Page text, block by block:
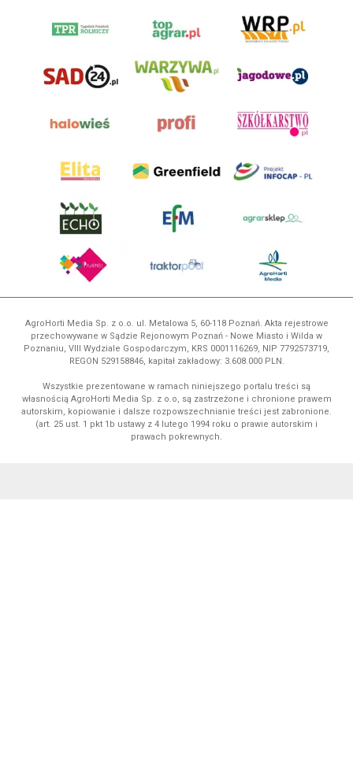
AgroHorti Media Sp. z o.o. ul. Metalowa 5, 60-118 Poznań. Akta rejestrowe
przechowywane w Sądzie Rejonowym Poznań - Nowe Miasto i Wilda w
Poznaniu, VIII Wydziale Gospodarczym, KRS 0001116269, NIP 7792573719,
REGON 529158846, kapitał zakładowy: 3.608.000 PLN.
Wszystkie prezentowane w ramach niniejszego portalu treści są
własnością AgroHorti Media Sp. z o.o, są zastrzeżone i chronione prawem
autorskim, kopiowanie i dalsze rozpowszechnianie treści jest zabronione.
(art. 25 ust. 1 pkt 1b ustawy z 4 lutego 1994 roku o prawie autorskim i
prawach pokrewnych.